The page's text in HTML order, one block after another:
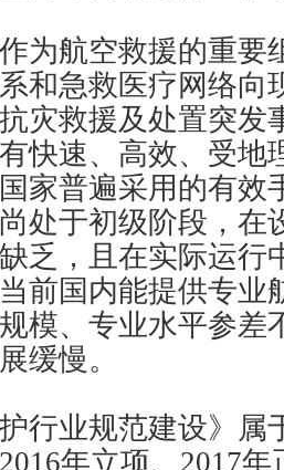
为航空救援的重要
和急救医疗网络向
灾救援及处置突发
快速、高效、受地
家普遍采用的有效
处于初级阶段，在
乏，且在实际运行
前国内能提供专业
模、专业水平参差
缓慢。
护行业规范建设》
年立项、2017